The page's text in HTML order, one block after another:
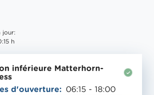
jour:
h
inférieure Matterhorn-
d'ouverture: 06:15 - 18:00